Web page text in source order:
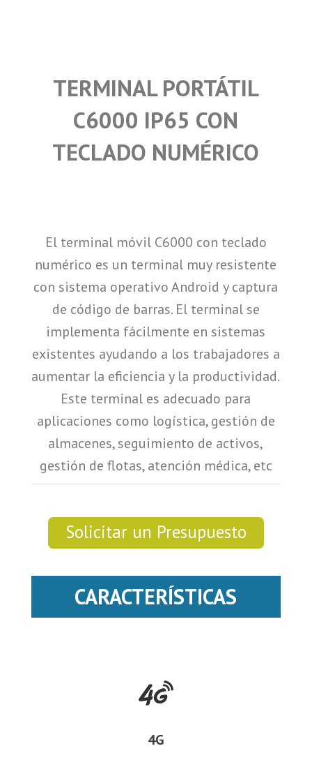
TERMINAL PORTÁTIL
C6000 IP65 CON
TECLADO NUMÉRICO
El terminal móvil C6000 con teclado
numérico es un terminal muy resistente
con sistema operativo Android y captura
de código de barras. El terminal se
implementa fácilmente en sistemas
existentes ayudando a los trabajadores a
aumentar la eficiencia y la productividad.
Este terminal es adecuado para
aplicaciones como logística, gestión de
almacenes, seguimiento de activos,
gestión de flotas, atención médica, etc
Solicitar un Presupuesto
CARACTERÍSTICAS
4G